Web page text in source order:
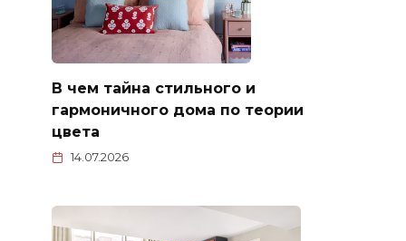
В чем тайна стильного и
гармоничного дома по теории
цвета
14.07.2026